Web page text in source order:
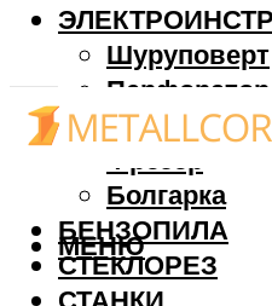
Шуруповерт
Перфоратор
Дрель
Фрезер
Болгарка
БЕНЗОПИЛА
СТЕКЛОРЕЗ
МЕНЮ